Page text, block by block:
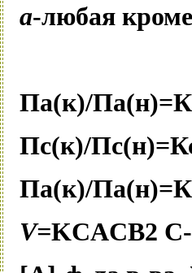
a-любая
Па(к)/
Пс(к)/
Па(к)/
V=KCACB2 C